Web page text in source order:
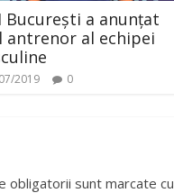
București a anunțat
antrenor al echipei
2019 0
obligatorii sunt marcate cu